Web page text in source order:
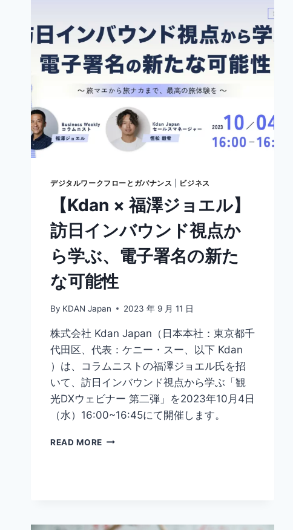
ブ
AI
と
は？
従
の
と
い
で
る
と
も
解
デジタルワークフローとガバナンス ビジネス
【Kdan × 福澤ジョエル】
訪日インバウンド視点か
ら学ぶ、電子署名の新た
な可能性
By KDAN Japan 2023 年 9 月 11 日
株式会社 Kdan Japan（日本本社：東京都千
代田区、代表：ケニー・スー、以下 Kdan
）は、コラムニストの福澤ジョエル氏を招
いて、訪日インバウンド視点から学ぶ「観
光DXウェビナー 第二弾」を2023年10月4日
（水）16:00~16:45にて開催します。
READ MORE 【KDAN
ル】